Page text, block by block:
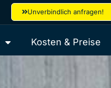
Unverbindlich anfragen!
Kosten & Preise